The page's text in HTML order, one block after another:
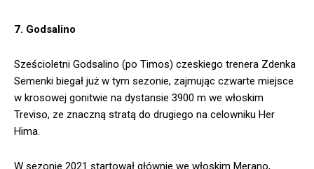
7. Godsalino
Sześcioletni Godsalino (po Timos) czeskiego trenera Zdenka
Semenki biegał już w tym sezonie, zajmując czwarte miejsce
w krosowej gonitwie na dystansie 3900 m we włoskim
Treviso, ze znaczną stratą do drugiego na celowniku Her
Hima.
W sezonie 2021 startował głównie we włoskim Merano,